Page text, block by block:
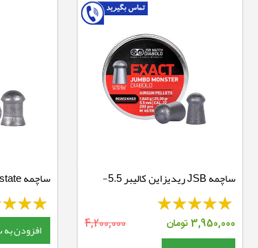
ساچمه JSB ریدیزاین کالیبر 5.5-
25.39 گرین
3,950,000تومان 4,200,000
10.3 گرین
افزودن